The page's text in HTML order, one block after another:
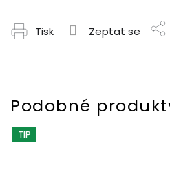
Tisk Zeptat se
TIP